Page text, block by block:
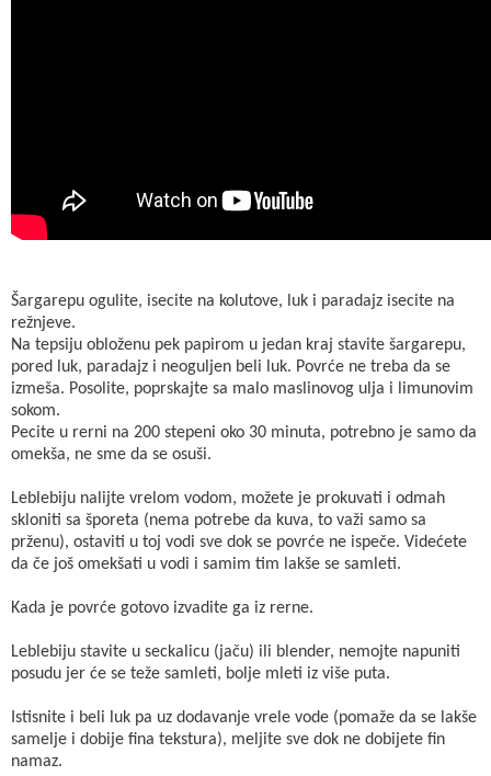
Šargarepu ogulite, isecite na kolutove, luk i paradajz isecite na
režnjeve.
Na tepsiju obloženu pek papirom u jedan kraj stavite šargarepu,
pored luk, paradajz i neoguljen beli luk. Povrće ne treba da se
izmeša. Posolite, poprskajte sa malo maslinovog ulja i limunovim
sokom.
Pecite u rerni na 200 stepeni oko 30 minuta, potrebno je samo da
omekša, ne sme da se osuši.
Leblebiju nalijte vrelom vodom, možete je prokuvati i odmah
skloniti sa šporeta (nema potrebe da kuva, to važi samo sa
prženu), ostaviti u toj vodi sve dok se povrće ne ispeče. Videćete
da če još omekšati u vodi i samim tim lakše se samleti.
Kada je povrće gotovo izvadite ga iz rerne.
Leblebiju stavite u seckalicu (jaču) ili blender, nemojte napuniti
posudu jer će se teže samleti, bolje mleti iz više puta.
Istisnite i beli luk pa uz dodavanje vrele vode (pomaže da se lakše
samelje i dobije fina tekstura), meljite sve dok ne dobijete fin
namaz.